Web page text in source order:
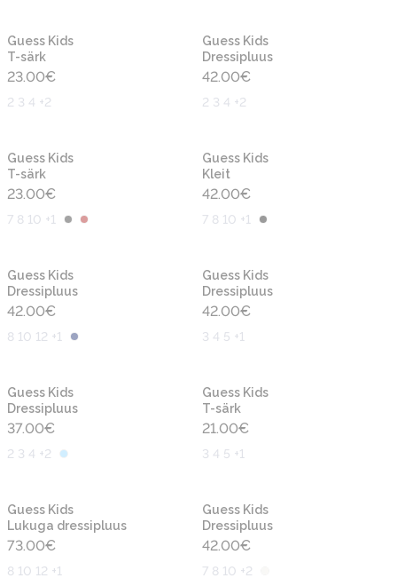
Guess Kids
T-särk
23.00€
2 3 4 +2
Guess Kids
Dressipluus
42.00€
2 3 4 +2
Guess Kids
T-särk
23.00€
7 8 10 +1
Guess Kids
Kleit
42.00€
7 8 10 +1
Guess Kids
Dressipluus
42.00€
8 10 12 +1
Guess Kids
Dressipluus
42.00€
3 4 5 +1
Guess Kids
Dressipluus
37.00€
2 3 4 +2
Guess Kids
T-särk
21.00€
3 4 5 +1
Guess Kids
Lukuga dressipluus
73.00€
8 10 12 +1
Guess Kids
Dressipluus
42.00€
7 8 10 +2